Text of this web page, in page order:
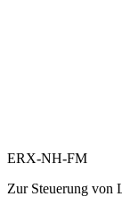
ERX-NH-FM
Zur Steuerung von